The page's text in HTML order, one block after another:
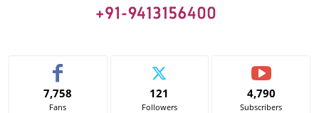
7,758
Fans
121
Followers
4,790
Subscribers